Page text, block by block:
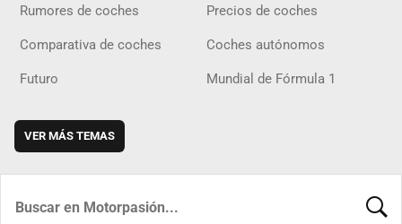
Rumores de coches Precios de coches
Comparativa de coches Coches autónomos
Futuro Mundial de Fórmula 1
VER MÁS TEMAS